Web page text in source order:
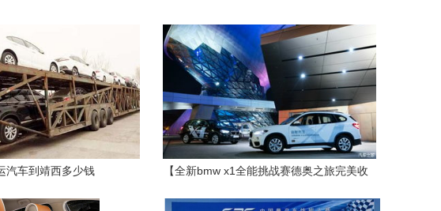
汽车到靖西多少钱
【全新bmw x1全能挑战赛德奥之旅完美收